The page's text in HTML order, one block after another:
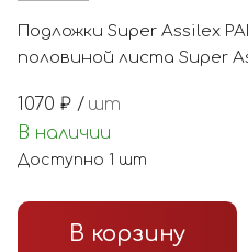
Подложки Super Assilex
половиной листа Super
1070 ₽ / шт
В наличии
Доступно 1 шт
В корзину